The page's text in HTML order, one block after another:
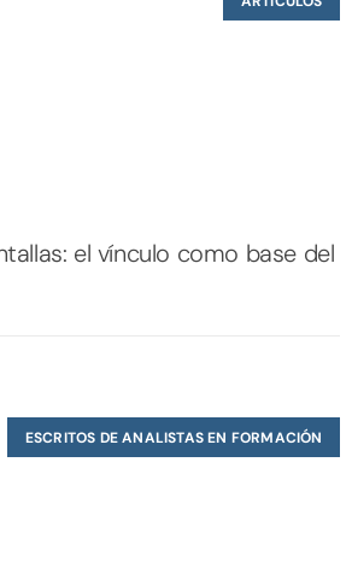
el vínculo como base del
ESCRITOS DE ANALISTAS EN FORMACIÓN